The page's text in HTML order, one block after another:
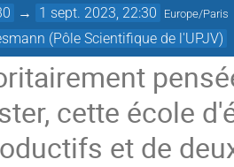
→ 1 sept. 2023, 22:30 Europe/Paris
(Pôle Scientifique de l'UPJV)
cette école
et de